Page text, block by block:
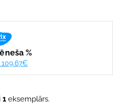
1 eksemplārs.